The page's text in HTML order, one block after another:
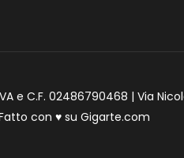
e C.F. 02486790468 | Via
con ♥ su Gigarte.com